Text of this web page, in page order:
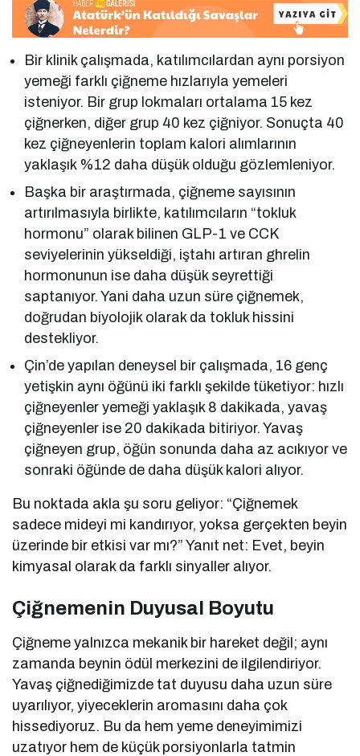
Bir klinik çalışmada, katılımcılardan aynı porsiyon
yemeği farklı çiğneme hızlarıyla yemeleri
isteniyor. Bir grup lokmaları ortalama 15 kez
çiğnerken, diğer grup 40 kez çiğniyor. Sonuçta 40
kez çiğneyenlerin toplam kalori alımlarının
yaklaşık %12 daha düşük olduğu gözlemleniyor.
Başka bir araştırmada, çiğneme sayısının
artırılmasıyla birlikte, katılımcıların “tokluk
hormonu” olarak bilinen GLP-1 ve CCK
seviyelerinin yükseldiği, iştahı artıran ghrelin
hormonunun ise daha düşük seyrettiği
saptanıyor. Yani daha uzun süre çiğnemek,
doğrudan biyolojik olarak da tokluk hissini
destekliyor.
Çin’de yapılan deneysel bir çalışmada, 16 genç
yetişkin aynı öğünü iki farklı şekilde tüketiyor: hızlı
çiğneyenler yemeği yaklaşık 8 dakikada, yavaş
çiğneyenler ise 20 dakikada bitiriyor. Yavaş
çiğneyen grup, öğün sonunda daha az acıkıyor ve
sonraki öğünde de daha düşük kalori alıyor.
Bu noktada akla şu soru geliyor: “Çiğnemek
sadece mideyi mi kandırıyor, yoksa gerçekten beyin
üzerinde bir etkisi var mı?” Yanıt net: Evet, beyin
kimyasal olarak da farklı sinyaller alıyor.
Çiğnemenin Duyusal Boyutu
Çiğneme yalnızca mekanik bir hareket değil; aynı
zamanda beynin ödül merkezini de ilgilendiriyor.
Yavaş çiğnediğimizde tat duyusu daha uzun süre
uyarılıyor, yiyeceklerin aromasını daha çok
hissediyoruz. Bu da hem yeme deneyimimizi
uzatıyor hem de küçük porsiyonlarla tatmin